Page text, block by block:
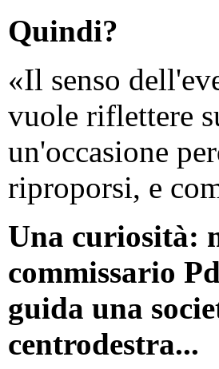
Quindi?
«Il senso
vuole riflettere
un'occasione
riproporsi, e
Una curiosità:
commissario
guida una
centrodestra...